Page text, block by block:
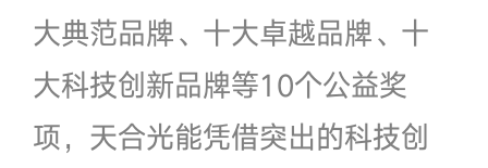
大典范品牌、十大卓越品牌、十
大科技创新品牌等10个公益奖
项，天合光能凭借突出的科技创